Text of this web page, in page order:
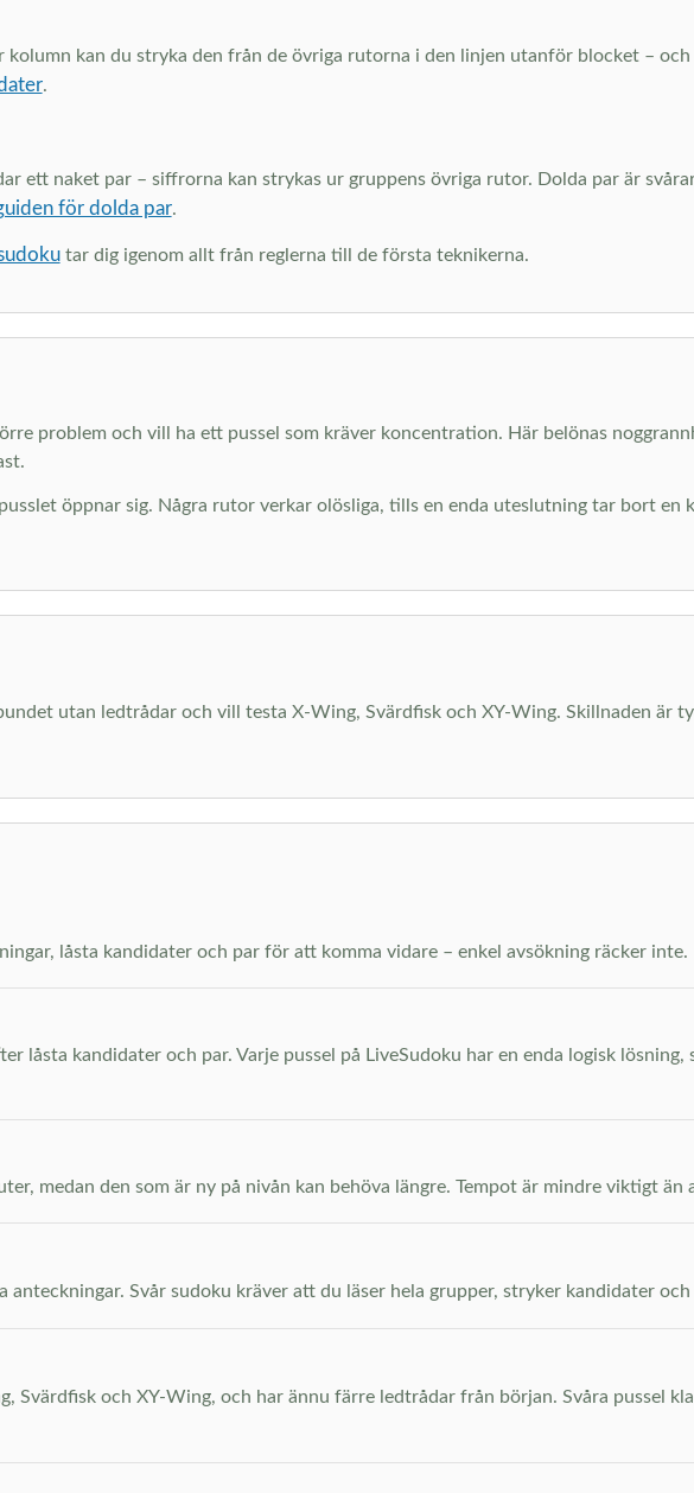
kan du stryka den från de övriga rutorna i den linjen utanför blocket –
.
ett naket par – siffrorna kan strykas ur gruppens övriga rutor. Dolda par är
för dolda par.
tar dig igenom allt från reglerna till de första teknikerna.
problem och vill ha ett pussel som kräver koncentration. Här belönas
öppnar sig. Några rutor verkar olösliga, tills en enda uteslutning tar bort en
utan ledtrådar och vill testa X-Wing, Svärdfisk och XY-Wing. Skillnaden är
låsta kandidater och par för att komma vidare – enkel avsökning räcker inte.
låsta kandidater och par. Varje pussel på LiveSudoku har en enda logisk lösning,
medan den som är ny på nivån kan behöva längre. Tempot är mindre viktigt än
Svår sudoku kräver att du läser hela grupper, stryker kandidater och
Svärdfisk och XY-Wing, och har ännu färre ledtrådar från början. Svåra pussel